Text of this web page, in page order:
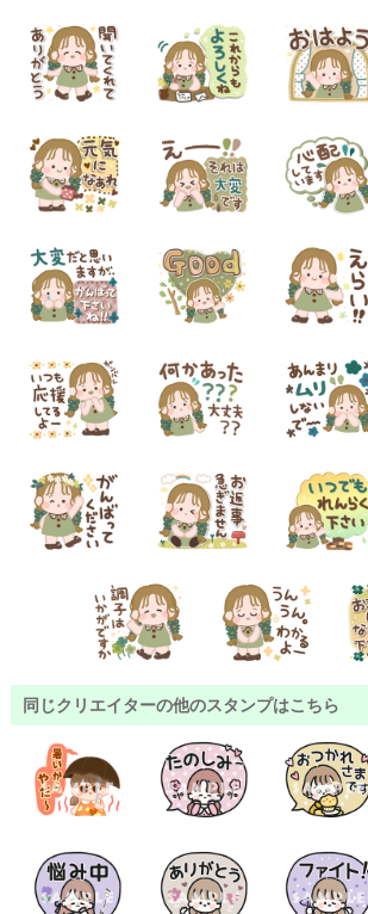
同じクリエイターの他のスタンプはこちら